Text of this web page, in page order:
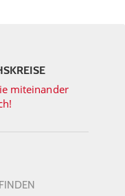
miteinander